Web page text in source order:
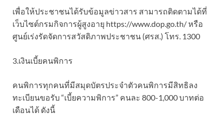
เพื่อให้ประชาชนได้รับข้อมูลข่าวสาร สามารถติดตามได้ที่
เว็บไซต์กรมกิจการผู้สูงอายุ https://www.dop.go.th/ หรือ
ศูนย์เร่งรัดจัดการสวัสดิภาพประชาชน (ศรส.) โทร. 1300
3.เงินเบี้ยคนพิการ
คนพิการทุกคนที่มีสมุดบัตรประจำตัวคนพิการมีสิทธิลง
ทะเบียนขอรับ “เบี้ยความพิการ” คนละ 800-1,000 บาทต่อ
เดือนได้ ดังนี้